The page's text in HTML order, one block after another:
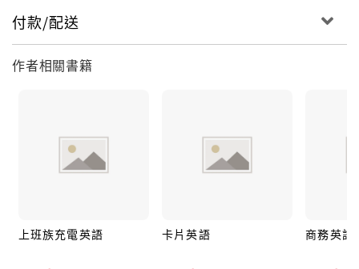
付款/配送
作者相關書籍
上班族充電英語 卡片英語 商務英語